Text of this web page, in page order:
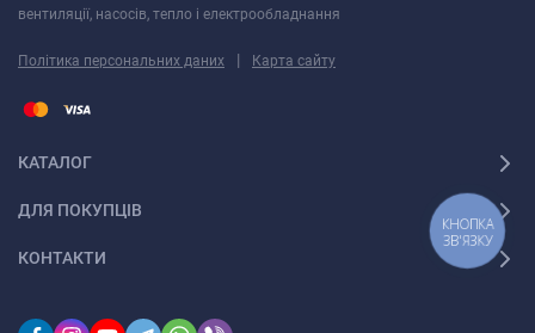
вентиляції, насосів, тепло і електрообладнання
Політика персональних даних | Карта сайту
КАТАЛОГ
ДЛЯ ПОКУПЦІВ
КОНТАКТИ
КНОПКА
ЗВ'ЯЗКУ